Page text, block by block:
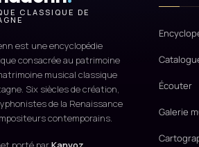
CLASSIQUE DE
est une encyclopédie
consacrée au patrimoine
musical classique
Six siècles de création,
de la Renaissance
contemporains.
Écouter
Galerie